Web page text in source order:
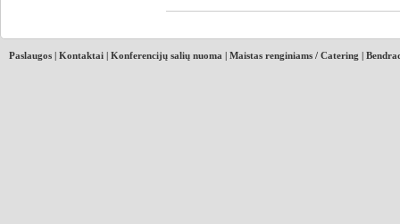
Paslaugos | Kontaktai | Konferencijų salių nuoma | Maistas renginiams / Catering |